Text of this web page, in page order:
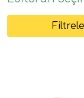
Filtrele